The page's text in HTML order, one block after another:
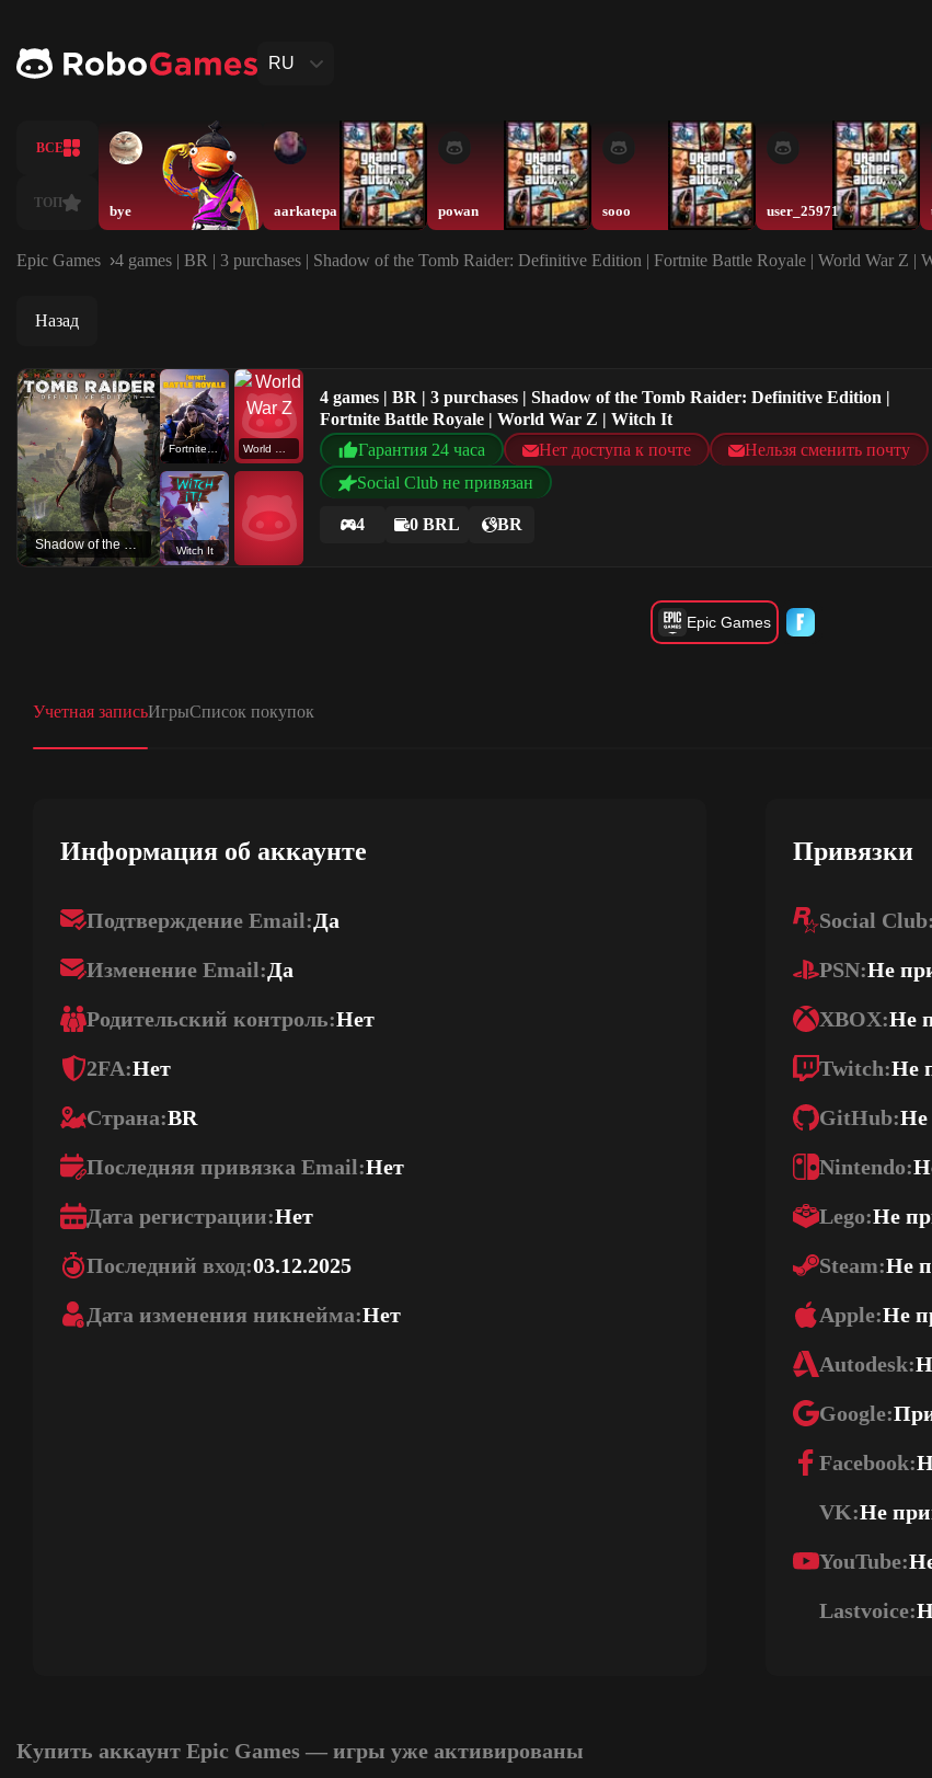
RU
ВСЕ
ТОП bye aarkatepa powan sooo user_25971
Epic Games 4 games | BR | 3 purchases | Shadow of the Tomb Raider: Definitive Edition | Fortnite Battle Royale | World War Z |
Назад
Shadow of the Tomb Raider: Definitive Edition Witch It
4 games | BR | 3 purchases | Shadow of the Tomb Raider: Definitive Edition |
Fortnite Battle Royale | World War Z | Witch It
Гарантия 24 часа
Нет доступа к почте
Нельзя сменить почту
Social Club не привязан
4 0 BRL BR
Epic Games
Учетная записьИгрыСписок покупок
Информация об аккаунте
Подтверждение Email:Да
Изменение Email:Да
Родительский контроль:Нет
2FA:Нет
Страна:BR
Последняя привязка Email:Нет
Дата регистрации:Нет
Последний вход:03.12.2025
Дата изменения никнейма:Нет
Привязки
Social Club:
PSN:Не
XBOX:Не
Twitch:Не
GitHub:Не
Nintendo:
Lego:Не
Steam:Не
Apple:Не
Autodesk:
Google:
Facebook:
VK:Не
YouTube:
Lastvoice:
Купить аккаунт Epic Games — игры уже активированы